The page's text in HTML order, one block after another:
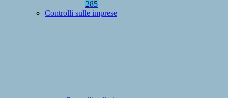
285
Controlli sulle imprese